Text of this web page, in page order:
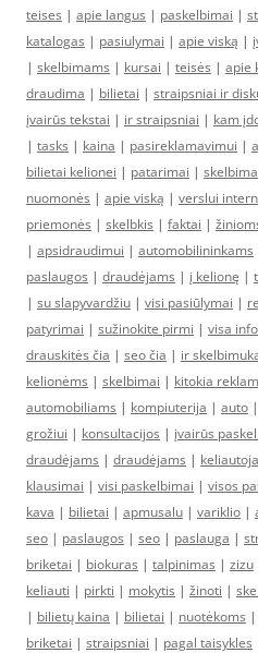
teises | apie langus | paskelbimai |
katalogas | pasiulymai | apie viską |
| skelbimams | kursai | teisės | apie
draudima | bilietai | straipsniai ir
įvairūs tekstai | ir straipsniai | kam
| tasks | kaina | pasireklamavimui |
bilietai kelionei | patarimai |
nuomonės | apie viską | verslui
priemonės | skelbkis | faktai |
| apsidraudimui | automobilininkams
paslaugos | draudėjams | į kelionę |
| su slapyvardžiu | visi pasiūlymai |
patyrimai | sužinokite pirmi | visa
drauskitės čia | seo čia | ir
kelionėms | skelbimai | kitokia
automobiliams | kompiuterija | auto |
grožiui | konsultacijos | įvairūs
draudėjams | draudėjams |
klausimai | visi paskelbimai | visos
kava | bilietai | apmusalu | variklio |
seo | paslaugos | seo | paslauga |
briketai | biokuras | talpinimas | zizu
keliauti | pirkti | mokytis | žinoti |
| bilietų kaina | bilietai | nuotėkoms |
briketai | straipsniai | pagal taisykles